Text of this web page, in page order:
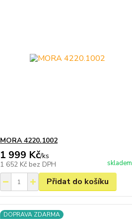
MORA 4220.1002
1 999 Kč/ks
1 652 Kč bez DPH skladem
Přidat do košíku
DOPRAVA ZDARMA